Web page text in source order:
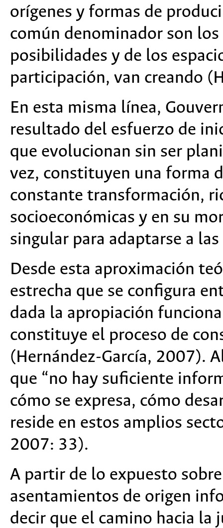
orígenes y formas de
común denominador son
posibilidades y de los
participación, van creando
En esta misma línea,
resultado del esfuerzo de
que evolucionan sin ser
vez, constituyen una forma
constante transformación,
socioeconómicas y en su
singular para adaptarse a
Desde esta aproximación
estrecha que se configura
dada la apropiación
constituye el proceso de
(Hernández-García, 2007).
que “no hay suficiente
cómo se expresa, cómo
reside en estos amplios
2007: 33).
A partir de lo expuesto
asentamientos de origen
decir que el camino hacia la